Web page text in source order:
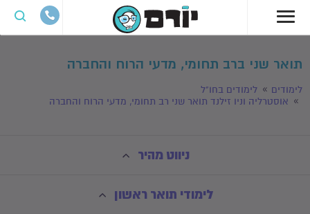
תואר שני ברב תחומי, מדעי הרוח והחברה
לימודים
לימודים בחו"ל
אוסטרליה וניו זילנד תואר שני רב תחומי, מדעי הרוח והחברה
ניווט מהיר
לימודי תואר ראשון